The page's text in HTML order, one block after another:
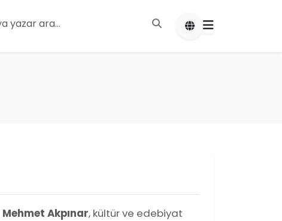
Mehmet Akpınar, kültür ve edebiyat